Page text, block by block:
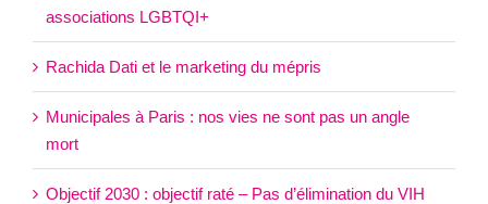
associations LGBTQI+
Rachida Dati et le marketing du mépris
Municipales à Paris : nos vies ne sont pas un angle
mort
Objectif 2030 : objectif raté – Pas d’élimination du VIH